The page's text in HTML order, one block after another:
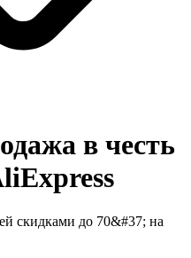
в честь
скидками до 70&#37; на